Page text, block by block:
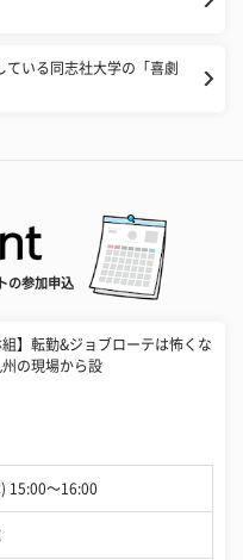
ている同志社大学の「喜劇
の参加申込
組】転勤&ジョブローテは怖くな
州の現場から設
15:00〜16:00